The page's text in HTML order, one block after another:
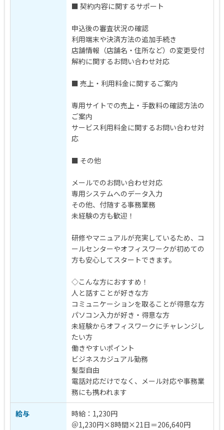
■ 契約内容に関するサポート
申込後の審査状況の確認
利用端末や決済方法の追加手続き
店舗情報（店舗名・住所など）の変更受付
解約に関するお問い合わせ対応
■ 売上・利用料金に関するご案内
専用サイトでの売上・手数料の確認方法の
ご案内
サービス利用料金に関するお問い合わせ対
応
■ その他
メールでのお問い合わせ対応
専用システムへのデータ入力
その他、付随する事務業務
未経験の方も歓迎！
研修やマニュアルが充実しているため、コ
ールセンターやオフィスワークが初めての
方も安心してスタートできます。
◇こんな方におすすめ！
人と話すことが好きな方
コミュニケーションを取ることが得意な方
パソコン入力が好き・得意な方
未経験からオフィスワークにチャレンジし
たい方
働きやすいポイント
ビジネスカジュアル勤務
髪型自由
電話対応だけでなく、メール対応や事務業
務にも携われます
給与
時給：1,230円
＠1,230円×8時間×21日＝206,640円